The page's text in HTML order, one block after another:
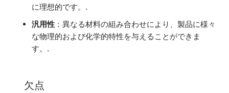
に理想的です。.
汎用性 ：異なる材料の組み合わせにより、製品に様々
な物理的および化学的特性を与えることができま
す。.
欠点